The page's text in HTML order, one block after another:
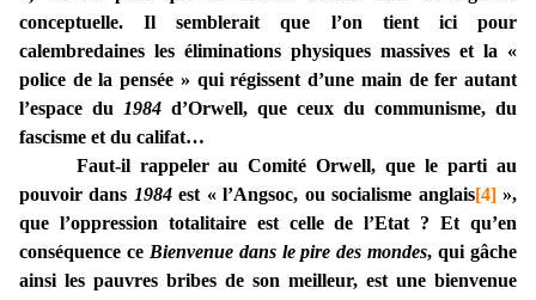
conceptuelle. Il semblerait que l’on tient ici pour
calembredaines les éliminations physiques massives et la «
police de la pensée » qui régissent d’une main de fer autant
l’espace du
1984 d’Orwell, que ceux du communisme, du
fascisme et du califat…
Faut-il rappeler au Comité Orwell, que le parti au
pouvoir dans 1984est « l’Angsoc, ou socialisme anglais[4]»,
que l’oppression totalitaire est celle de l’Etat ? Et qu’en
conséquence ce Bienvenue dans le pire des mondes, qui gâche
ainsi les pauvres bribes de son meilleur, est une bienvenue